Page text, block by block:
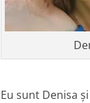
Eu sunt Denisa